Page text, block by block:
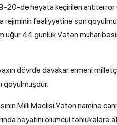
20-də həyata keçirilən
rejiminin fəaliyyətinə son
uğur 44 günlük Vətən
dövrdə davakar erməni
qoyulmuşdur.
Milli Məclisi Vətən naminə
həyatını ölümcül